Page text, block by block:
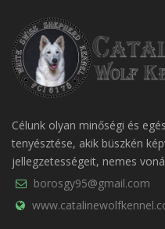
Célunk olyan minőségi és
tenyésztése, akik büszkén
jellegzetességeit, nemes
borosgy95@gmail.com